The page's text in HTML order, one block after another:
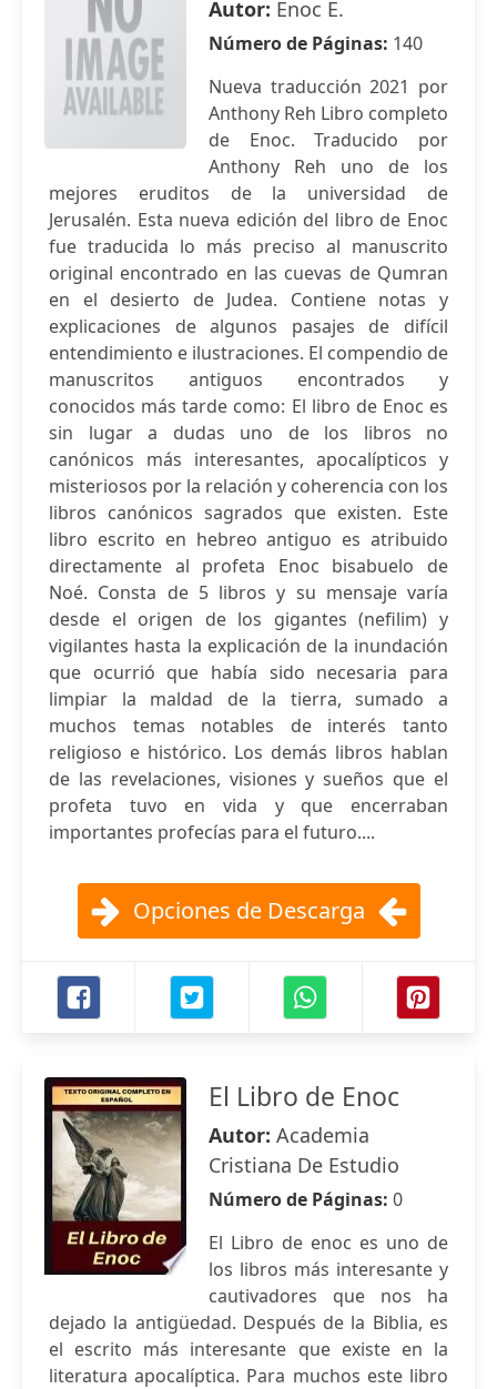
Autor: Enoc E.
Número de Páginas: 140
Nueva traducción 2021 por
Anthony Reh Libro completo
de Enoc. Traducido por
Anthony Reh uno de los
mejores eruditos de la universidad de
Jerusalén. Esta nueva edición del libro de Enoc
fue traducida lo más preciso al manuscrito
original encontrado en las cuevas de Qumran
en el desierto de Judea. Contiene notas y
explicaciones de algunos pasajes de difícil
entendimiento e ilustraciones. El compendio de
manuscritos antiguos encontrados y
conocidos más tarde como: El libro de Enoc es
sin lugar a dudas uno de los libros no
canónicos más interesantes, apocalípticos y
misteriosos por la relación y coherencia con los
libros canónicos sagrados que existen. Este
libro escrito en hebreo antiguo es atribuido
directamente al profeta Enoc bisabuelo de
Noé. Consta de 5 libros y su mensaje varía
desde el origen de los gigantes (nefilim) y
vigilantes hasta la explicación de la inundación
que ocurrió que había sido necesaria para
limpiar la maldad de la tierra, sumado a
muchos temas notables de interés tanto
religioso e histórico. Los demás libros hablan
de las revelaciones, visiones y sueños que el
profeta tuvo en vida y que encerraban
importantes profecías para el futuro....
Opciones de Descarga
El Libro de Enoc
Autor: Academia
Cristiana De Estudio
Número de Páginas: 0
El Libro de enoc es uno de
los libros más interesante y
cautivadores que nos ha
dejado la antigüedad. Después de la Biblia, es
el escrito más interesante que existe en la
literatura apocalíptica. Para muchos este libro